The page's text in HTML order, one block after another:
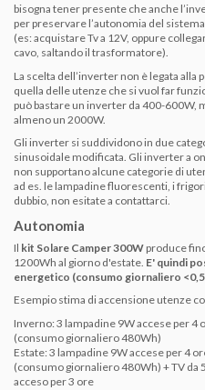
bisogna tener presente che anche
per preservare l’autonomia del
(es: acquistare Tv a 12V, oppure
cavo, saltando il trasformatore).
La scelta dell’inverter non è legata alla
quella delle utenze che si vuol far
può bastare un inverter da 400-600W,
almeno un 2000W.
Gli inverter si suddividono in due
sinusoidale modificata. Gli inverter a
non supportano alcune categorie di
ad es. le lampadine fluorescenti, i
dubbio, non esitate a contattarci.
Autonomia
Il kit Solare Camper 300W produce
1200Wh al giorno d'estate. E' quindi
energetico (consumo giornaliero
Esempio stima di accensione utenze
Inverno: 3 lampadine 9W accese per 4
(consumo giornaliero 480Wh)
Estate: 3 lampadine 9W accese per 4
(consumo giornaliero 480Wh) + TV da
acceso per 3 ore